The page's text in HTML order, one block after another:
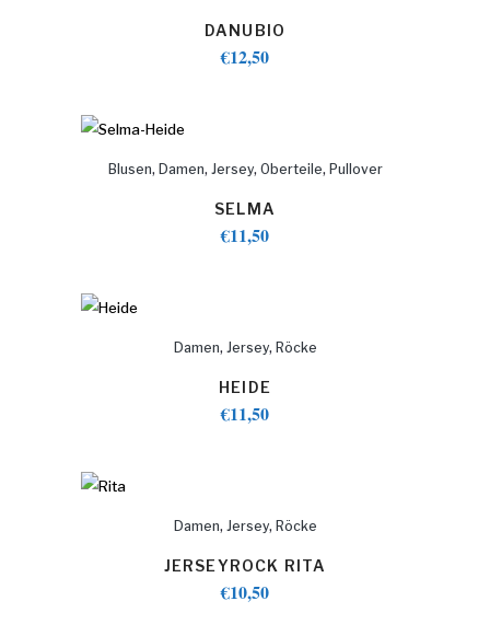
DANUBIO
€12,50
Blusen, Damen, Jersey, Oberteile, Pullover
SELMA
€11,50
Damen, Jersey, Röcke
HEIDE
€11,50
Damen, Jersey, Röcke
JERSEYROCK RITA
€10,50